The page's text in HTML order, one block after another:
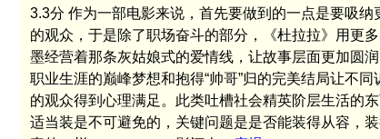
3.3分 作为一部电影来说，首先要做到的一点是要吸纳
的观众，于是除了职场奋斗的部分，《杜拉拉》用更
墨经营着那条灰姑娘式的爱情线，让故事层面更加圆润
职业生涯的巅峰梦想和抱得“帅哥”归的完美结局让不同
的观众得到心理满足。此类吐槽社会精英阶层生活的东
适当装是不可避免的，关键问题是是否能装得从容，